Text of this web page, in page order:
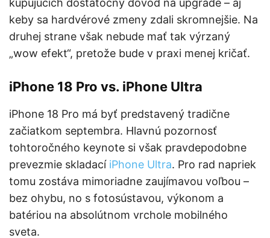
kupujúcich dostatočný dôvod na upgrade – aj
keby sa hardvérové zmeny zdali skromnejšie. Na
druhej strane však nebude mať tak výrzaný
„wow efekt“, pretože bude v praxi menej kričať.
iPhone 18 Pro vs. iPhone Ultra
iPhone 18 Pro má byť predstavený tradične
začiatkom septembra. Hlavnú pozornosť
tohtoročného keynote si však pravdepodobne
prevezmie skladací iPhone Ultra. Pro rad napriek
tomu zostáva mimoriadne zaujímavou voľbou –
bez ohybu, no s fotosústavou, výkonom a
batériou na absolútnom vrchole mobilného
sveta.